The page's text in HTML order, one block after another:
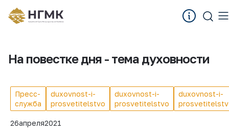
На повестке дня - тема духовности
Пресс-
служба
duxovnost-i-
prosvetitelstvo
duxovnost-i-
prosvetitelstvo
duxovnost-i-
26апреля2021